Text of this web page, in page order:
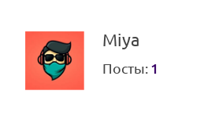
Miya
Посты: 1